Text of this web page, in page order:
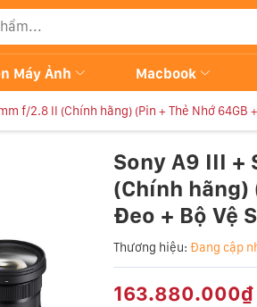
Máy Ảnh Macbook
f/2.8 II (Chính hãng) (Pin + Thẻ Nhớ 64GB
Sony A9 III
(Chính hãng)
Đeo + Bộ Vệ
Thương hiệu: Đang cập
163.880.000₫